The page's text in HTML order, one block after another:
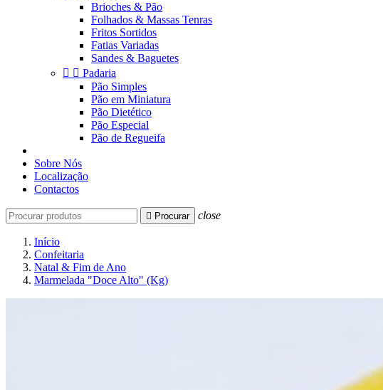
Brioches & Pão
Folhados & Massas Tenras
Fritos Sortidos
Fatias Variadas
Sandes & Baguetes
  Padaria
Pão Simples
Pão em Miniatura
Pão Dietético
Pão Especial
Pão de Regueifa
Sobre Nós
Localização
Contactos
 Procurar close
Início
Confeitaria
Natal & Fim de Ano
Marmelada "Doce Alto" (Kg)